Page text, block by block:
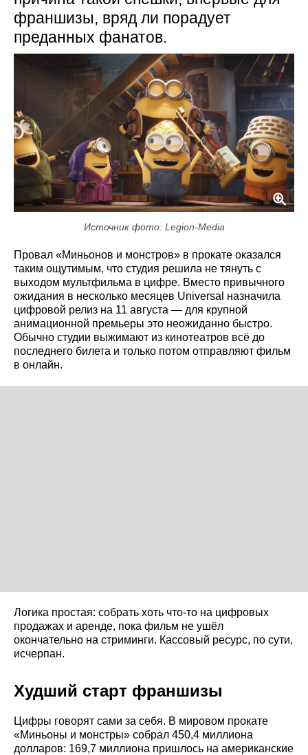
франшизы, вряд ли порадует
преданных фанатов.
Источник фото: Legion-Media
Провал «Миньонов и монстров» в прокате оказался
таким ощутимым, что студия решила не тянуть с
выходом мультфильма в цифре. Вместо привычного
ожидания в несколько месяцев Universal назначила
цифровой релиз на 11 августа — для крупной
анимационной премьеры это неожиданно быстро.
Обычно студии выжимают из кинотеатров всё до
последнего билета и только потом отправляют фильм
в онлайн.
Логика простая: собрать хоть что-то на цифровых
продажах и аренде, пока фильм не ушёл
окончательно на стриминги. Кассовый ресурс, по сути,
исчерпан.
Худший старт франшизы
Цифры говорят сами за себя. В мировом прокате
«Миньоны и монстры» собрал 450,4 миллиона
долларов: 169,7 миллиона пришлось на американские